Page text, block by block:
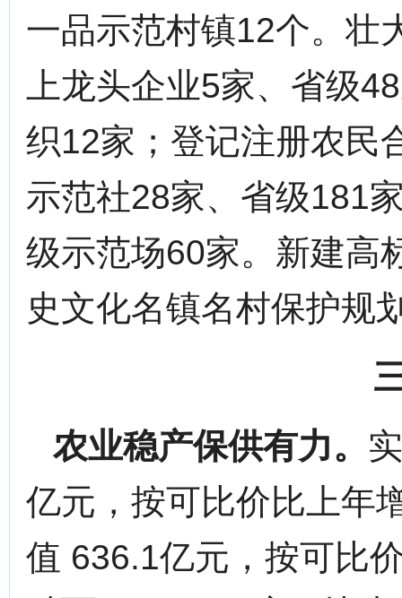
一品示范村镇12个。壮
上龙头企业5家、省级
织12家；登记注册农民
示范社28家、省级181
级示范场60家。新建高
史文化名镇名村保护规
农业稳产保供有力。
亿元，按可比价比上年
值 636.1亿元，按可比